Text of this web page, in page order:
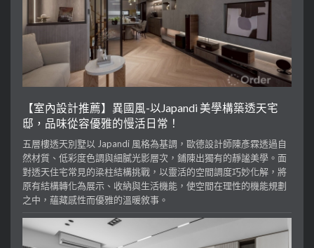
【室內設計推薦】異國風-以Japandi 美學構築透天宅
邸，品味從容優雅的慢活日常！
五層樓透天別墅以 Japandi 風格為基調，歐德設計師陳彥霖透過自
然材質、低彩度色調與細膩光影層次，鋪陳出獨有的靜謐美學。面
對透天住宅常見的梁柱結構挑戰，以靈活的空間調度巧妙化解，將
原有結構轉化為展示、收納與生活機能，使空間在理性的機能規劃
之中，蘊藏感性而優雅的溫暖敘事。